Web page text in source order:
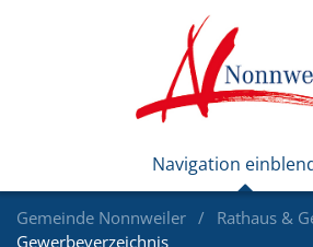
Gemeinde Nonnweiler
Rathaus &
Gewerbeverzeichnis